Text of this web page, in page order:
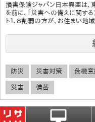
損害保険ジャパン日本興亜は、
を前に、「災害への備えに関する
ト１．８割弱の方が、お住まい
防災 災害対策 危機
災害 備蓄